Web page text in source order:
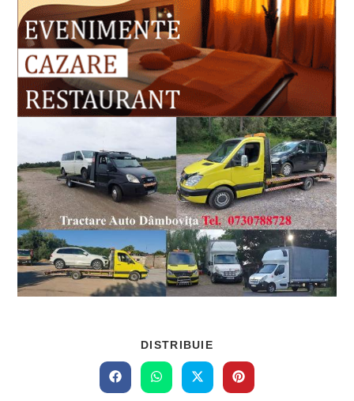
DISTRIBUIE
THIS
CONTENT
Opens
in
Opens
in
Opens
in
Opens
in